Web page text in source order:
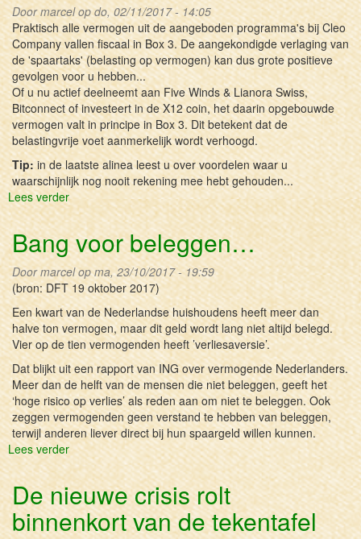
Doormarcelop do, 02/11/2017 - 14:05
Praktisch alle vermogen uit de aangeboden programma's bij Cleo
Company vallen fiscaal in Box 3. De aangekondigde verlaging van
de 'spaartaks' (belasting op vermogen) kan dus grote positieve
gevolgen voor u hebben...
Of u nu actief deelneemt aan Five Winds & Lianora Swiss,
Bitconnect of investeert in de X12 coin, het daarin opgebouwde
vermogen valt in principe in Box 3. Dit betekent dat de
belastingvrije voet aanmerkelijk wordt verhoogd.
Tip:in de laatste alinea leest u over voordelen waar u
waarschijnlijk nog nooit rekening mee hebt gehouden...
Lees verderover
Verlaging
van
vermogensrendementsheffing
en
uw
voordeel
Bang voor beleggen…
Doormarcelop ma, 23/10/2017 - 19:59
(bron: DFT 19 oktober 2017)
Een kwart van de Nederlandse huishoudens heeft meer dan
halve ton vermogen, maar dit geld wordt lang niet altijd belegd.
Vier op de tien vermogenden heeft ’verliesaversie’.
Dat blijkt uit een rapport van ING over vermogende Nederlanders.
Meer dan de helft van de mensen die niet beleggen, geeft het
‘hoge risico op verlies’ als reden aan om niet te beleggen. Ook
zeggen vermogenden geen verstand te hebben van beleggen,
terwijl anderen liever direct bij hun spaargeld willen kunnen.
Lees verder over
Bang
voor
beleggen…
De nieuwe crisis rolt
binnenkort van de tekentafel